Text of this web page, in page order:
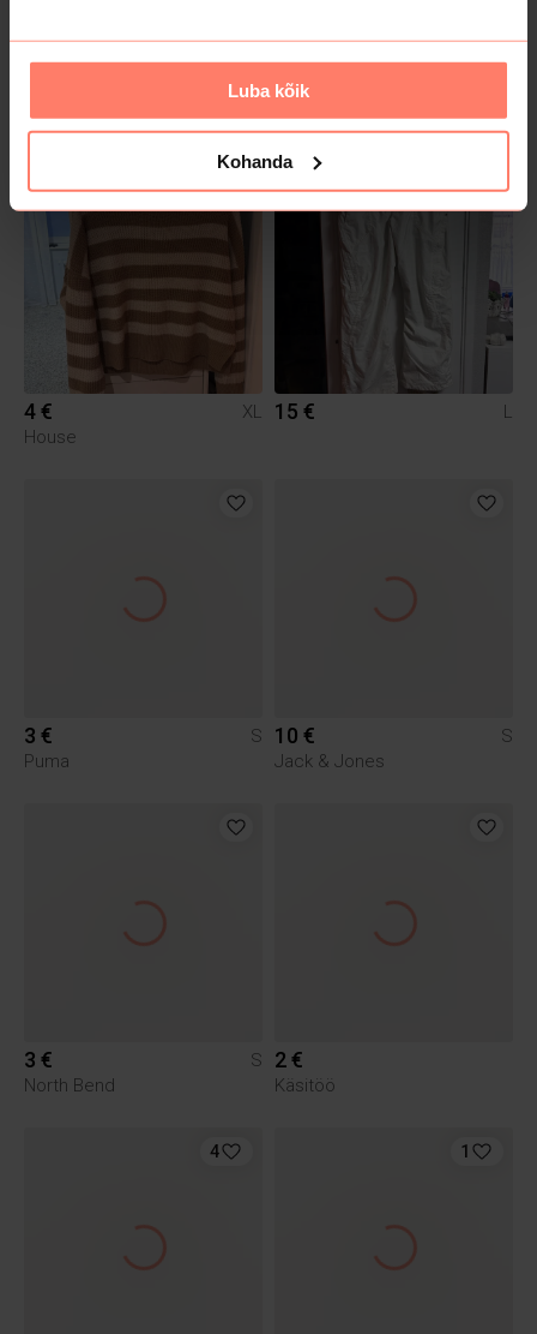
Luba kõik
Kohanda
8 €
4 €
XL
House
15 € L
3 €
S
Puma
10 €
S
Jack & Jones
3 €
S
North Bend
2 €
Käsitöö
4 1